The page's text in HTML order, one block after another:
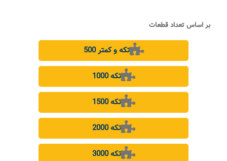
بر اساس تعداد قطعات
500 تکه و کمتر
1000 تکه
1500 تکه
2000 تکه
3000 تکه